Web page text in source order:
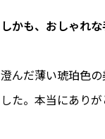
しかも、おしゃれ
澄んだ薄い琥珀色
した。本当にありが